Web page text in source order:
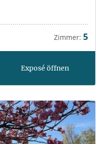
Zimmer: 5
Exposé öffnen